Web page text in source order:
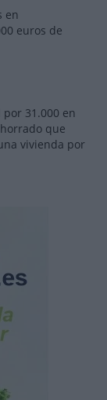
en
euros de
31.000 en
que
vivienda por